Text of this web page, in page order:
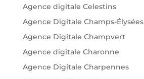
Agence digitale Celestins
Agence Digitale Champs-Élysées
Agence Digitale Champvert
Agence digitale Charonne
Agence Digitale Charpennes